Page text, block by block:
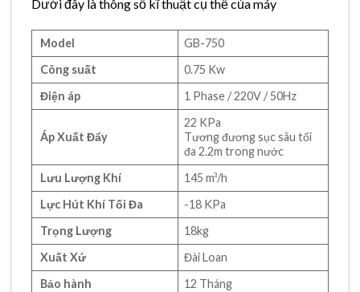
Dưới đây là thông số kĩ thuật cụ thể của máy
Model
GB-750
Công suất
0.75 Kw
Điện áp
1 Phase / 220V / 50Hz
Áp Xuất Đẩy
22 KPa
Tương đương sục sâu tối
đa 2.2m trong nước
Lưu Lượng Khí
145 m³/h
Lực Hút Khí Tối Đa
-18 KPa
Trọng Lượng
18kg
Xuất Xứ
Đài Loan
Bảo hành
12 Tháng